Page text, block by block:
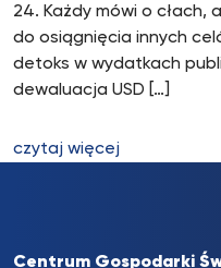
24. Każdy mówi o cłach,
do osiągnięcia innych
detoks w wydatkach
dewaluacja USD […]
czytaj więcej
Centrum Gospodarki